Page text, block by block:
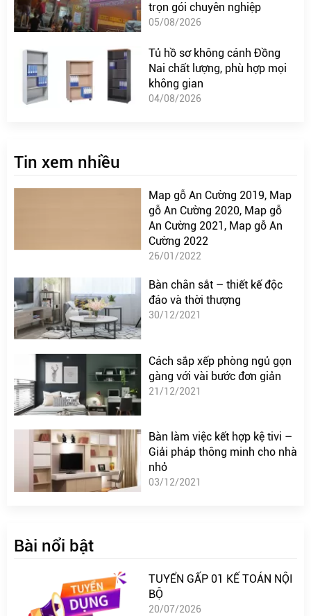
trọn gói chuyên nghiệp
05/08/2026
Tủ hồ sơ không cánh Đồng
Nai chất lượng, phù hợp mọi
không gian
04/08/2026
Tin xem nhiều
Map gỗ An Cường 2019, Map
gỗ An Cường 2020, Map gỗ
An Cường 2021, Map gỗ An
Cường 2022
26/01/2022
Bàn chân sắt – thiết kế độc
đáo và thời thượng
30/12/2021
Cách sắp xếp phòng ngủ gọn
gàng với vài bước đơn giản
21/12/2021
Bàn làm việc kết hợp kệ tivi –
Giải pháp thông minh cho nhà
nhỏ
03/12/2021
Bài nổi bật
TUYỂN GẤP 01 KẾ TOÁN NỘI
BỘ
20/07/2026